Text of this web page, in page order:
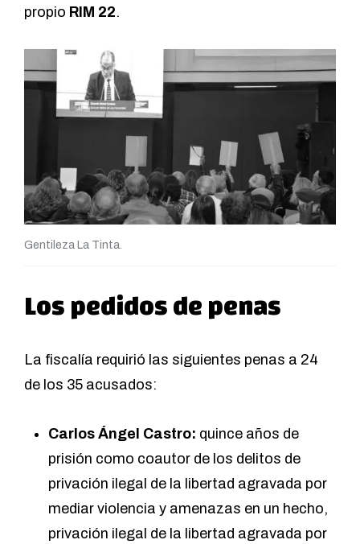
propio RIM 22.
Gentileza La Tinta.
Los pedidos de penas
La fiscalía requirió las siguientes penas a 24
de los 35 acusados:
Carlos Ángel Castro: quince años de
prisión como coautor de los delitos de
privación ilegal de la libertad agravada por
mediar violencia y amenazas en un hecho,
privación ilegal de la libertad agravada por